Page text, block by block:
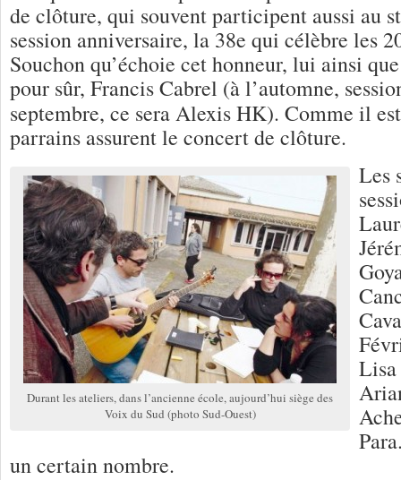
de clôture, qui souvent participent aussi au
session anniversaire, la 38e qui célèbre les
Souchon qu’échoie cet honneur, lui ainsi
pour sûr, Francis Cabrel (à l’automne,
septembre, ce sera Alexis HK). Comme il
parrains assurent le concert de clôture.
Durant les ateliers, dans l’ancienne école, aujourd’hui siège des
Voix du Sud (photo Sud-Ouest)
Les
un certain nombre.